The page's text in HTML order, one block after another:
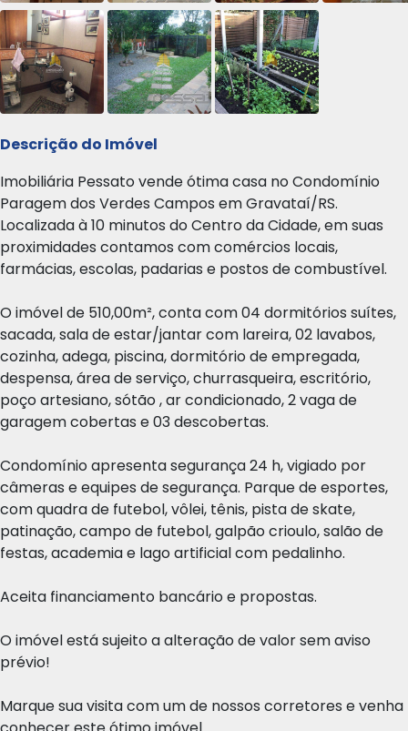
Descrição do Imóvel
Imobiliária Pessato vende ótima casa no Condomínio
Paragem dos Verdes Campos em Gravataí/RS.
Localizada à 10 minutos do Centro da Cidade, em suas
proximidades contamos com comércios locais,
farmácias, escolas, padarias e postos de combustível.
O imóvel de 510,00m², conta com 04 dormitórios suítes,
sacada, sala de estar/jantar com lareira, 02 lavabos,
cozinha, adega, piscina, dormitório de empregada,
despensa, área de serviço, churrasqueira, escritório,
poço artesiano, sótão , ar condicionado, 2 vaga de
garagem cobertas e 03 descobertas.
Condomínio apresenta segurança 24 h, vigiado por
câmeras e equipes de segurança. Parque de esportes,
com quadra de futebol, vôlei, tênis, pista de skate,
patinação, campo de futebol, galpão crioulo, salão de
festas, academia e lago artificial com pedalinho.
Aceita financiamento bancário e propostas.
O imóvel está sujeito a alteração de valor sem aviso
prévio!
Marque sua visita com um de nossos corretores e venha